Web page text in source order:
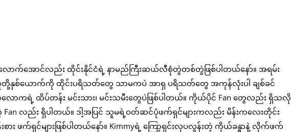
လောက်အောင်လည်း ထိုင်းနိုင်ငံရဲ့ နာမည်ကြီးဆယ်လီစုံတွဲတစ်တွဲဖြစ်ပါတယ်နော်။ အရမ်း
သူတို့နှစ်ယောက်ကို ထိုင်းပရိသတ်တွေ သာမကပဲ အာရှ ပရိသတ်တွေ အကုန်လုံးပါ ချစ်ခင်
ောကရဲ့ ထိပ်တန်း မင်းသား၊ မင်းသမီးတွေပဲဖြစ်ပါတယ်။ ကိုယ်ပိုင် Fan တွေလည်း ရှိသလို
လည်း ရှိပါတယ်။ ဒါ့အပြင် သူမရဲ့ဝတ်ဆင်ပုံဖက်ရှင်များကလည်း မိန်းကလေးတိုင်း
း ဖက်ရှင်များဖြစ်ပါတယ်နော်။ Kimmyရဲ့ ကြော့ရှင်းလှပလွန်းတဲ့ ကိုယ်ခန္ဓာနဲ့ လိုက်ဖက်